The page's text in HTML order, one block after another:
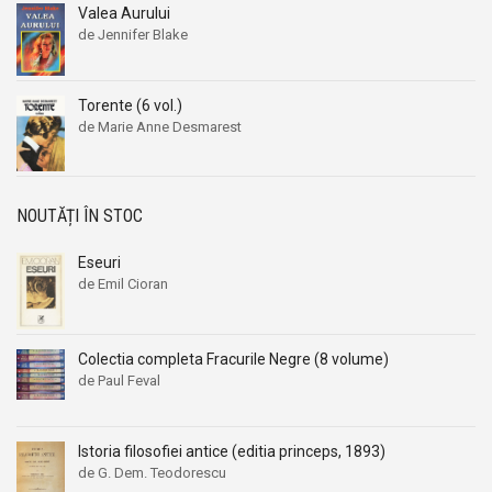
Alexandru I. Gonta
Alexandru Kiritescu
Alexandru Madgearu
Alexandru Mitru
Alexandru Tanase
Alexandru Vianu
Alexandru Vulpe
Alexei Tolstoi
Alfred de Musset
Alice Hoffman
Alice Năstase
Alison York
Alistair Maclean
Alexandru I. Gonta
Alexandru Kiritescu
Alexandru Madgearu
Alexandru Mitru
Alexandru Tanase
Alexandru Vianu
Alexandru Vulpe
Alexei Tolstoi
Alfred de Musset
Alice Hoffman
Alice Năstase
Alison York
Alistair Maclean
Valea Aurului
de Jennifer Blake
Torente (6 vol.)
de Marie Anne Desmarest
NOUTĂȚI ÎN STOC
Eseuri
de Emil Cioran
Colectia completa Fracurile Negre (8 volume)
de Paul Feval
Istoria filosofiei antice (editia princeps, 1893)
de G. Dem. Teodorescu